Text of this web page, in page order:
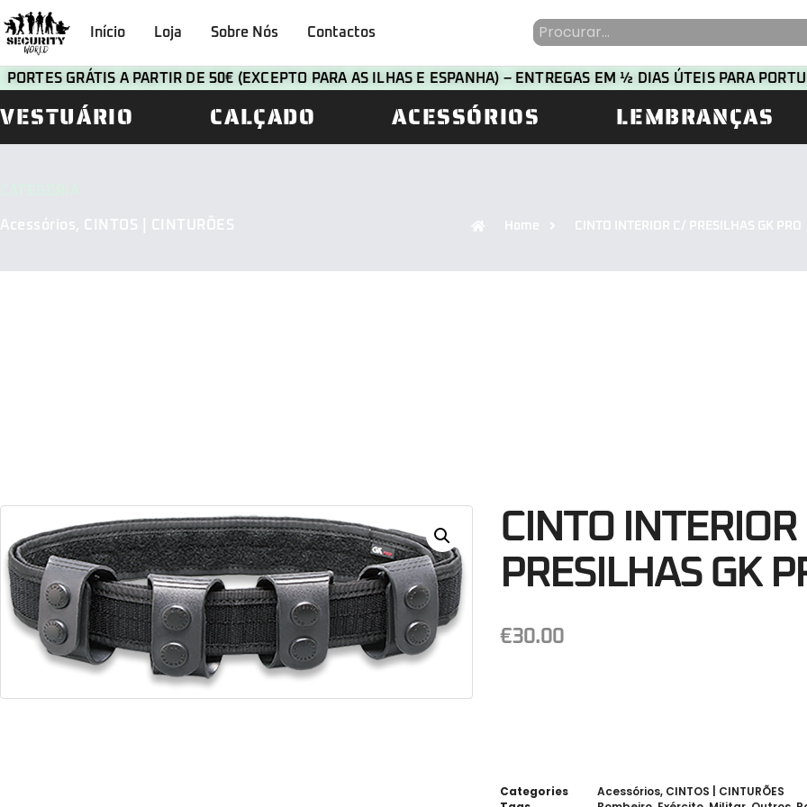
Início Loja Sobre Nós Contactos
PORTES GRÁTIS A PARTIR DE 50€ (EXCEPTO PARA AS ILHAS E ESPANHA) – ENTREGAS EM ½ DIAS ÚTEIS PARA
VESTUÁRIO CALÇADO ACESSÓRIOS LEMBRANÇAS
Acessórios, CINTOS | CINTURÕES Home CINTO INTERIOR C/ PRESILHAS GK PRO
CINTO INTERIOR
PRESILHAS GK
€30.00
Categories Acessórios, CINTOS | CINTURÕES